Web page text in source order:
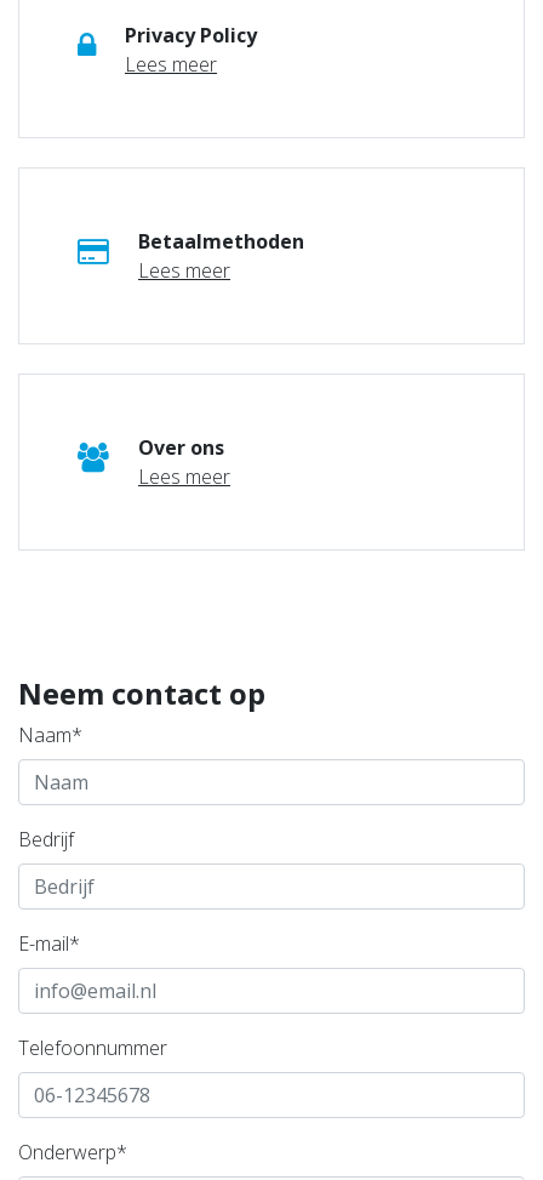
Privacy Policy
Lees meer
Betaalmethoden
Lees meer
Over ons
Lees meer
Neem contact op
Naam*
Bedrijf
E-mail*
Telefoonnummer
Onderwerp*